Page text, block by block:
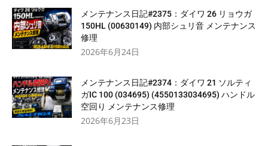
メンテナンス日記#2375：ダイワ 26 リョウガ
150HL (00630149) 内部シュリ音 メンテナンス
修理
2026年6月24日
メンテナンス日記#2374：ダイワ 21 ソルティ
ガIC 100 (034695) (4550133034695) ハンドル
空回り メンテナンス修理
2026年6月23日